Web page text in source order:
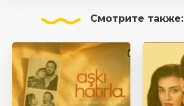
Смотрите также: